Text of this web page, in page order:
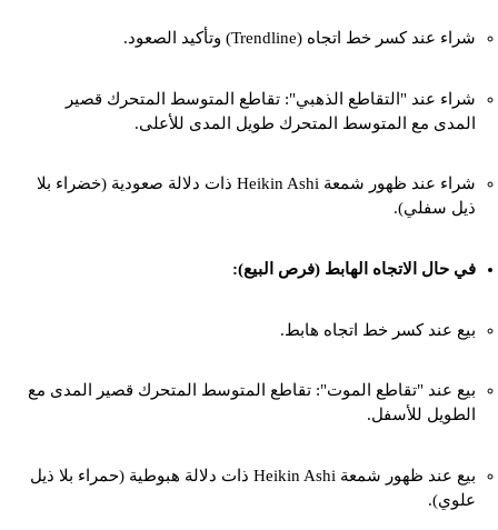
شراء عند كسر خط اتجاه (Trendline) وتأكيد الصعود.
شراء عند "التقاطع الذهبي": تقاطع المتوسط المتحرك قصير
المدى مع المتوسط المتحرك طويل المدى للأعلى.
شراء عند ظهور شمعة Heikin Ashi ذات دلالة صعودية (خضراء بلا
ذيل سفلي).
في حال الاتجاه الهابط (فرص البيع):
بيع عند كسر خط اتجاه هابط.
بيع عند "تقاطع الموت": تقاطع المتوسط المتحرك قصير المدى مع
الطويل للأسفل.
بيع عند ظهور شمعة Heikin Ashi ذات دلالة هبوطية (حمراء بلا ذيل
علوي).